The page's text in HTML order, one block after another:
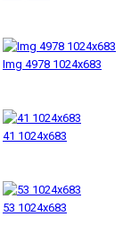
Img 4978 1024x683
41 1024x683
53 1024x683